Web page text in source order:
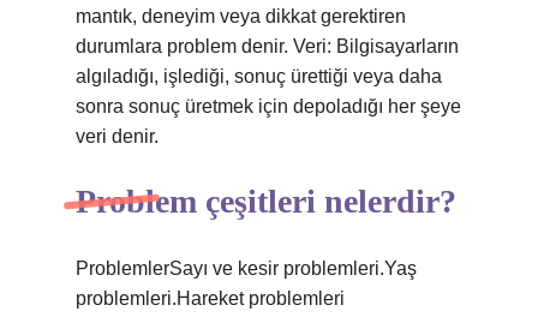
mantık, deneyim veya dikkat gerektiren
durumlara problem denir. Veri: Bilgisayarların
algıladığı, işlediği, sonuç ürettiği veya daha
sonra sonuç üretmek için depoladığı her şeye
veri denir.
Problem çeşitleri nelerdir?
ProblemlerSayı ve kesir problemleri.Yaş
problemleri.Hareket problemleri